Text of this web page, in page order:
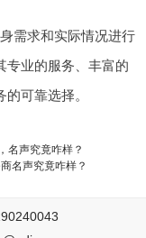
需求和实际情况进行
专业的服务、丰富的
可靠选择。
名声究竟咋样？
名声究竟咋样？